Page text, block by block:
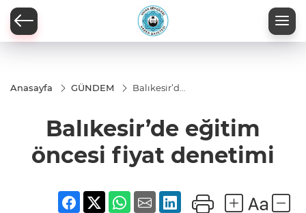
Anasayfa GÜNDEM
Balıkesir’de
denetimi
Balıkesir’de eğitim
öncesi fiyat denetimi